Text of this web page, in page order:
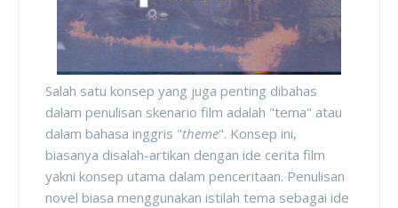
Salah satu konsep yang juga penting dibahas
dalam penulisan skenario film adalah "tema" atau
dalam bahasa inggris "theme". Konsep ini,
biasanya disalah-artikan dengan ide cerita film
yakni konsep utama dalam penceritaan. Penulisan
novel biasa menggunakan istilah tema sebagai ide